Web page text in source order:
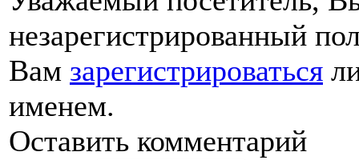
незарегистрированный
Вам зарегистрироваться
именем.
Оставить комментарий